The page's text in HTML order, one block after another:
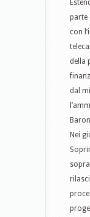
parte
con
della
dal
Nei